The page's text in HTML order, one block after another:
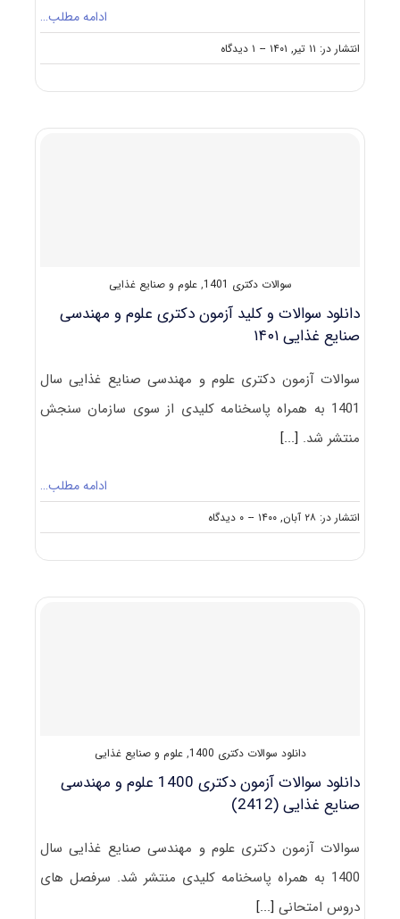
ادامه مطلب…
انتشار در: ۱۱ تیر, ۱۴۰۱ -- ۱ دیدگاه
on
گرایش
و
سوالات دکتری 1401 ,علوم و صنایع غذایی
دانلود سوالات و کلید آزمون دکتری علوم و مهندسی
صنایع غذایی ۱۴۰۱
سوالات آزمون دکتری علوم و مهندسی صنایع غذایی سال
1401 به همراه پاسخنامه کلیدی از سوی سازمان سنجش
منتشر شد. [...]
ادامه مطلب…
انتشار در: ۲۸ آبان, ۱۴۰۰ -- ۰ دیدگاه
on
دانلود
آزمون
دانلود سوالات دکتری 1400
,علوم و صنایع غذایی
دانلود سوالات آزمون دکتری 1400 علوم و مهندسی
صنایع غذایی (2412)
سوالات آزمون دکتری علوم و مهندسی صنایع غذایی سال
1400 به همراه پاسخنامه کلیدی منتشر شد. سرفصل های
دروس امتحانی[...]